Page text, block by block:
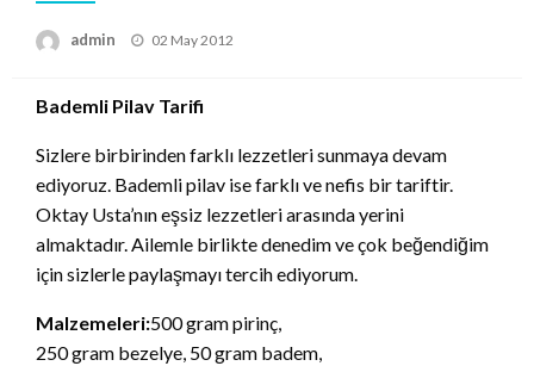
admin
Posted
02 May 2012
Bademli Pilav Tarifi
Sizlere birbirinden farklı lezzetleri sunmaya devam
ediyoruz. Bademli pilav ise farklı ve nefis bir tariftir.
Oktay Usta’nın eşsiz lezzetleri arasında yerini
almaktadır. Ailemle birlikte denedim ve çok beğendiğim
için sizlerle paylaşmayı tercih ediyorum.
Malzemeleri:500 gram pirinç,
250 gram bezelye, 50 gram badem,